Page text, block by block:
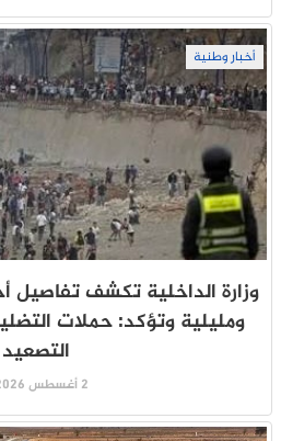
أخبار وطنية
وزارة الداخلية تكشف تفاصيل
ومليلية وتؤكد: حملات
التصعيد
2 أغسطس 2026